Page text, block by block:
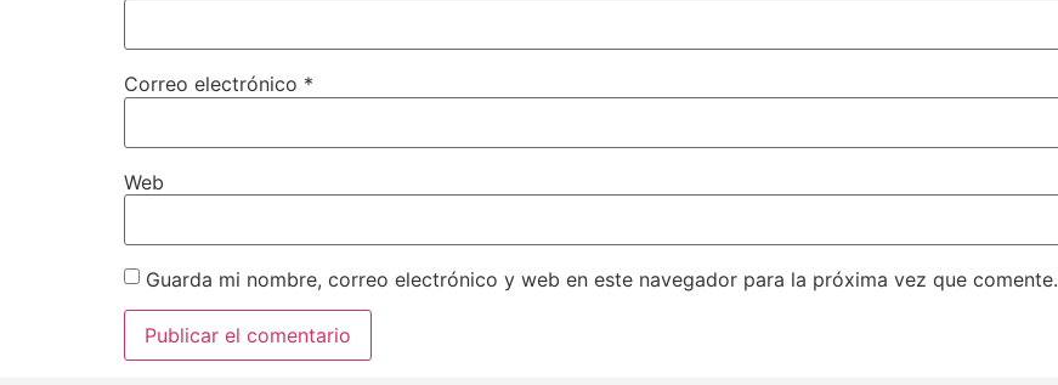
Correo electrónico *
Web
Guarda mi nombre, correo electrónico y web en este navegador para la próxima vez que comente.